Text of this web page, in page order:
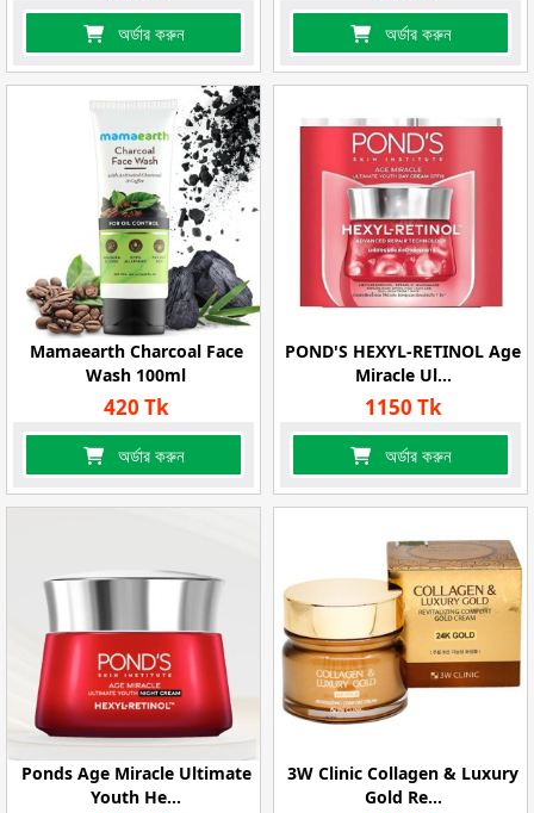
অর্ডার করুন অর্ডার করুন
Mamaearth Charcoal Face
Wash 100ml
420 Tk
অর্ডার করুন
POND'S HEXYL-RETINOL Age
Miracle Ul...
1150 Tk
অর্ডার করুন
Ponds Age Miracle Ultimate
Youth He...
3W Clinic Collagen & Luxury
Gold Re...